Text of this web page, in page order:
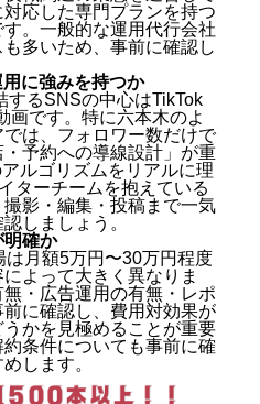
応した専門プランを持つ
。一般的な運用代行会社
多いため、事前に確認し
に強みを持つか
するSNSの中心はTikTok
画です。特に六本木のよ
は、フォロワー数だけで
予約への導線設計」が重
ルゴリズムをリアルに理
ターチームを抱えている
影・編集・投稿まで一気
しましょう。
明確か
月額5万円〜30万円程度
よって大きく異なりま
・広告運用の有無・レポ
に確認し、費用対効果が
かを見極めることが重要
条件についても事前に確
します。